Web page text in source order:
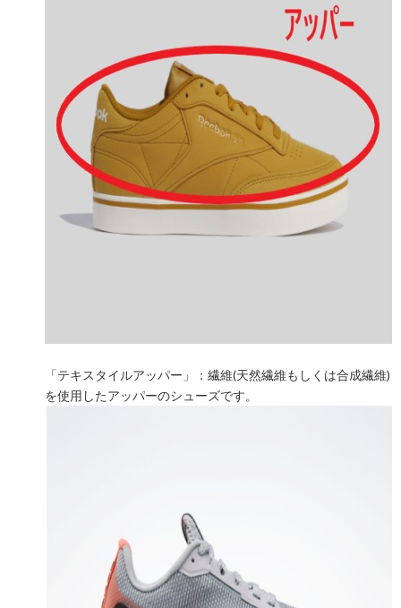
「テキスタイルアッパー」：繊維(天然繊維もしくは合成繊維)
を使用したアッパーのシューズです。